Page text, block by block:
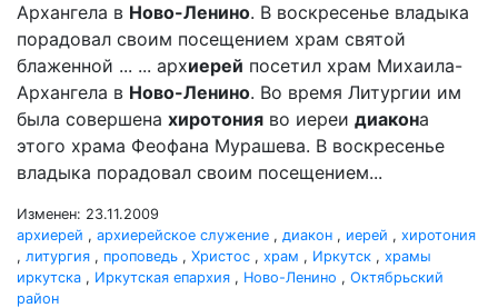
Архангела в Ново-Ленино. В воскресенье владыка
порадовал своим посещением храм святой
блаженной ... ... архиерей посетил храм Михаила-
Архангела в Ново-Ленино. Во время Литургии им
была совершена хиротония во иереи диакона
этого храма Феофана Мурашева. В воскресенье
владыка порадовал своим посещением...
Изменен: 23.11.2009
архиерей , архиерейское служение , диакон , иерей , хиротония
, литургия , проповедь , Христос , храм , Иркутск , храмы
иркутска , Иркутская епархия , Ново-Ленино , Октябрьский
район